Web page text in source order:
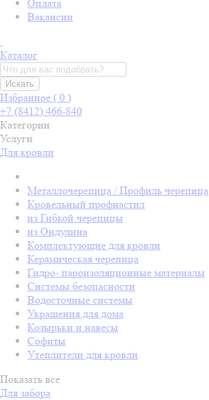
Оплата
Вакансии
Каталог
Искать
Избранное ( 0 )
+7 (8412) 466-840
Категории
Услуги
Для кровли
Металлочерепица / Профиль черепица
Кровельный профнастил
из Гибкой черепицы
из Ондулина
Комплектующие для кровли
Керамическая черепица
Гидро- пароизоляционные материалы
Системы безопасности
Водосточные системы
Украшения для дома
Козырьки и навесы
Софиты
Утеплители для кровли
Показать все
Для забора